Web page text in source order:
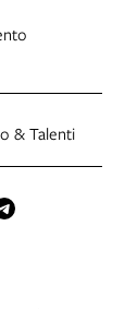
& Talenti